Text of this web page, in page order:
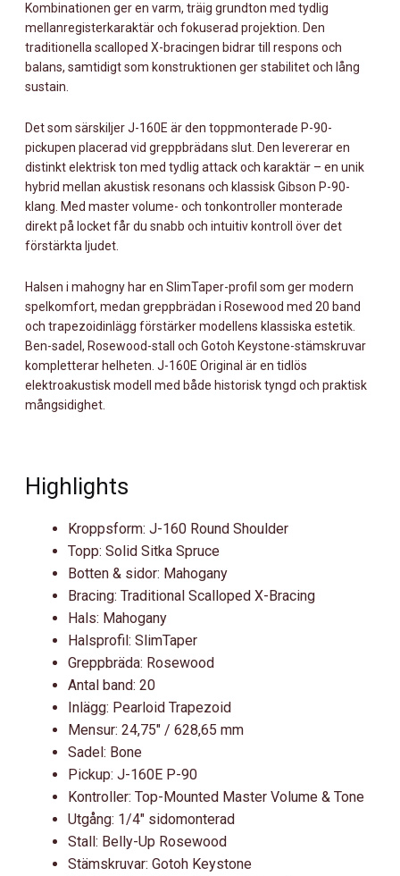
Kombinationen ger en varm, träig grundton med tydlig
mellanregisterkaraktär och fokuserad projektion. Den
traditionella scalloped X-bracingen bidrar till respons och
balans, samtidigt som konstruktionen ger stabilitet och lång
sustain.
Det som särskiljer J-160E är den toppmonterade P-90-
pickupen placerad vid greppbrädans slut. Den levererar en
distinkt elektrisk ton med tydlig attack och karaktär – en unik
hybrid mellan akustisk resonans och klassisk Gibson P-90-
klang. Med master volume- och tonkontroller monterade
direkt på locket får du snabb och intuitiv kontroll över det
förstärkta ljudet.
Halsen i mahogny har en SlimTaper-profil som ger modern
spelkomfort, medan greppbrädan i Rosewood med 20 band
och trapezoidinlägg förstärker modellens klassiska estetik.
Ben-sadel, Rosewood-stall och Gotoh Keystone-stämskruvar
kompletterar helheten. J-160E Original är en tidlös
elektroakustisk modell med både historisk tyngd och praktisk
mångsidighet.
Highlights
Kroppsform: J-160 Round Shoulder
Topp: Solid Sitka Spruce
Botten & sidor: Mahogany
Bracing: Traditional Scalloped X-Bracing
Hals: Mahogany
Halsprofil: SlimTaper
Greppbräda: Rosewood
Antal band: 20
Inlägg: Pearloid Trapezoid
Mensur: 24,75" / 628,65 mm
Sadel: Bone
Pickup: J-160E P-90
Kontroller: Top-Mounted Master Volume & Tone
Utgång: 1/4" sidomonterad
Stall: Belly-Up Rosewood
Stämskruvar: Gotoh Keystone